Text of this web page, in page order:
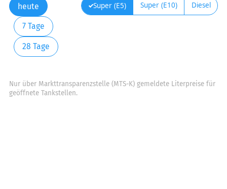
heute
7 Tage
28 Tage
Super (E5) Super (E10) Diesel
Nur über Markttransparenzstelle (MTS-K) gemeldete Literpreise für
geöffnete Tankstellen.